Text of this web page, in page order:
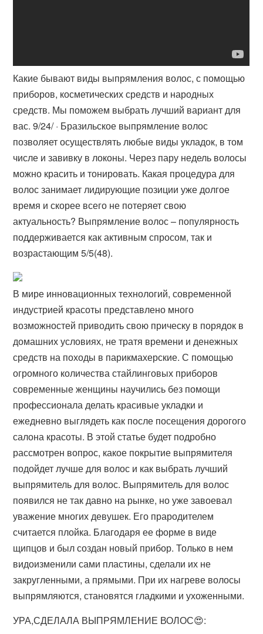
Какие бывают виды выпрямления волос, с помощью
приборов, косметических средств и народных
средств. Мы поможем выбрать лучший вариант для
вас. 9/24/ · Бразильское выпрямление волос
позволяет осуществлять любые виды укладок, в том
числе и завивку в локоны. Через пару недель волосы
можно красить и тонировать. Какая процедура для
волос занимает лидирующие позиции уже долгое
время и скорее всего не потеряет свою
актуальность? Выпрямление волос – популярность
поддерживается как активным спросом, так и
возрастающим 5/5(48).
В мире инновационных технологий, современной
индустрией красоты представлено много
возможностей приводить свою прическу в порядок в
домашних условиях, не тратя времени и денежных
средств на походы в парикмахерские. С помощью
огромного количества стайлинговых приборов
современные женщины научились без помощи
профессионала делать красивые укладки и
ежедневно выглядеть как после посещения дорогого
салона красоты. В этой статье будет подробно
рассмотрен вопрос, какое покрытие выпрямителя
подойдет лучше для волос и как выбрать лучший
выпрямитель для волос. Выпрямитель для волос
появился не так давно на рынке, но уже завоевал
уважение многих девушек. Его прародителем
считается плойка. Благодаря ее форме в виде
щипцов и был создан новый прибор. Только в нем
видоизменили сами пластины, сделали их не
закругленными, а прямыми. При их нагреве волосы
выпрямляются, становятся гладкими и ухоженными.
УРА,СДЕЛАЛА ВЫПРЯМЛЕНИЕ ВОЛОС😍: